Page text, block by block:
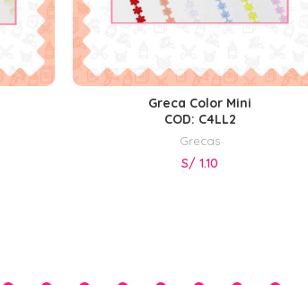
SELECCIONAR OPCIONES
Greca Color Mini
COD: C4LL2
Grecas
S/ 1.10